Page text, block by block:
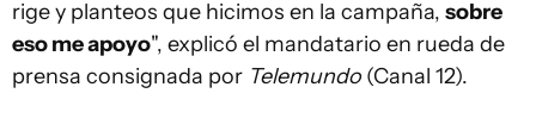
rige y planteos que hicimos en la campaña, sobre
eso me apoyo", explicó el mandatario en rueda de
prensa consignada por Telemundo (Canal 12).